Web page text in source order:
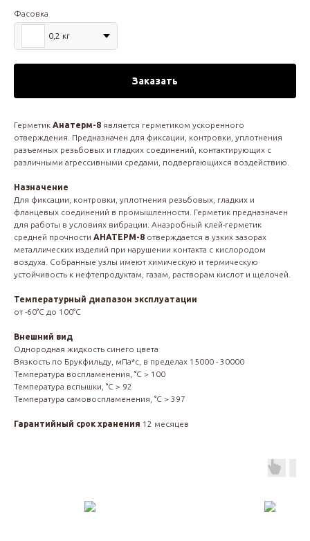
Фасовка
0,2 кг
Заказать
Герметик Анатерм-8 является герметиком ускоренного
отверждения. Предназначен для фиксации, контровки, уплотнения
разъемных резьбовых и гладких соединений, контактирующих с
различными агрессивными средами, подвергающихся воздействию.
Назначение
Для фиксации, контровки, уплотнения резьбовых, гладких и
фланцевых соединений в промышленности. Герметик предназначен
для работы в условиях вибрации. Анаэробный клей-герметик
средней прочности АНАТЕРМ-8 отверждается в узких зазорах
металлических изделий при нарушении контакта с кислородом
воздуха. Собранные узлы имеют химическую и термическую
устойчивость к нефтепродуктам, газам, растворам кислот и щелочей.
Температурный диапазон эксплуатации
от -60°С до 100°С
Внешний вид
Однородная жидкость синего цвета
Вязкость по Брукфильду, мПа*с, в пределах 15000 - 30000
Температура воспламенения, °С > 100
Температура вспышки, °С > 92
Температура самовоспламенения, °С > 397
Гарантийный срок хранения 12 месяцев